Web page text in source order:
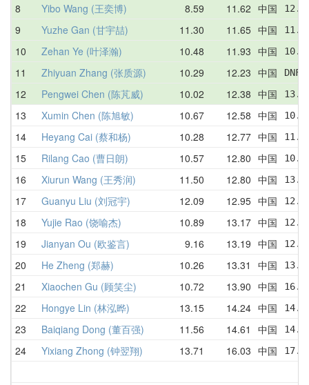
8 Yibo Wang (王奕博) 8.59 11.62 中国
9 Yuzhe Gan (甘宇喆) 11.30 11.65 中国
10 Zehan Ye (叶泽瀚) 10.48 11.93 中国
11 Zhiyuan Zhang (张质源) 10.29 12.23 中国
12 Pengwei Chen (陈芃威) 10.02 12.38 中国
13 Xumin Chen (陈旭敏) 10.67 12.58 中国
14 Heyang Cai (蔡和杨) 10.28 12.77 中国
15 Rilang Cao (曹日朗) 10.57 12.80 中国
16 Xiurun Wang (王秀润) 11.50 12.80 中国
17 Guanyu Liu (刘冠宇) 12.09 12.95 中国
18 Yujie Rao (饶喻杰) 10.89 13.17 中国
19 Jianyan Ou (欧鉴言) 9.16 13.19 中国
20 He Zheng (郑赫) 10.26 13.31 中国
21 Xiaochen Gu (顾笑尘) 10.72 13.90 中国
22 Hongye Lin (林泓晔) 13.15 14.24 中国
23 Baiqiang Dong (董百强) 11.56 14.61 中国
24 Yixiang Zhong (钟翌翔) 13.71 16.03 中国